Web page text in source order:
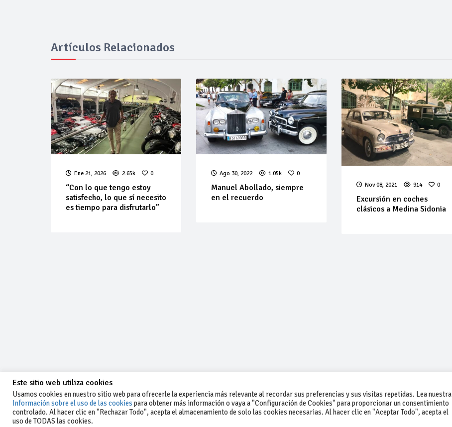
Artículos Relacionados
Ene 21, 2026 2.65k 0
“Con lo que tengo estoy
satisfecho, lo que sí necesito
es tiempo para disfrutarlo”
Ago 30, 2022 1.05k 0
Manuel Abollado, siempre
en el recuerdo
Nov 08, 2021 914 0
Excursión en coches
clásicos a Medina Sidonia
-Aviso legal y condiciones generales
-Contacto
Este sitio web utiliza cookies
Usamos cookies en nuestro sitio web para ofrecerle la experiencia más relevante al recordar sus preferencias y sus visitas repetidas. Lea nuestra
Información sobre el uso de las cookies para obtener más información o vaya a "Configuración de Cookies" para proporcionar un consentimiento
controlado. Al hacer clic en "Rechazar Todo", acepta el almacenamiento de solo las cookies necesarias. Al hacer clic en "Aceptar Todo", acepta el
uso de TODAS las cookies.